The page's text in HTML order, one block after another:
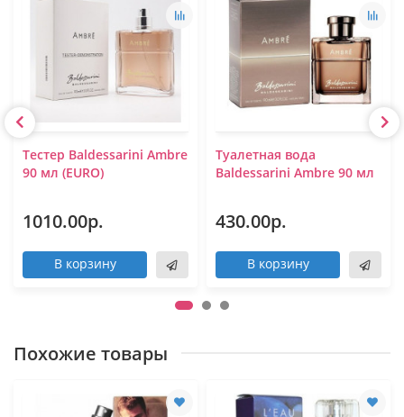
Тестер Baldessarini Ambre
90 мл (EURO)
1010.00р.
В корзину
Туалетная вода
Baldessarini Ambre 90 мл
430.00р.
В корзину
Похожие товары